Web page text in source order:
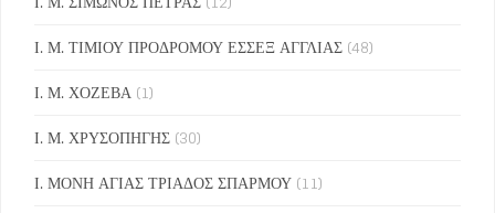
Ι. Μ. ΤΙΜΙΟΥ ΠΡΟΔΡΟΜΟΥ ΕΣΣΕΞ ΑΓΓΛΙΑΣ (48)
Ι. Μ. ΧΟΖΕΒΑ (1)
Ι. Μ. ΧΡΥΣΟΠΗΓΗΣ (30)
Ι. ΜΟΝΗ ΑΓΙΑΣ ΤΡΙΑΔΟΣ ΣΠΑΡΜΟΥ (11)